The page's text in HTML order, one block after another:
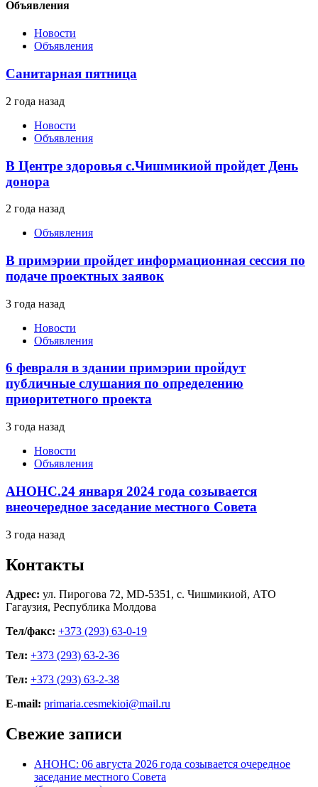
Объявления
Новости
Объявления
Санитарная пятница
2 года назад
Новости
Объявления
В Центре здоровья с.Чишмикиой пройдет День
донора
2 года назад
Объявления
В примэрии пройдет информационная сессия по
подаче проектных заявок
3 года назад
Новости
Объявления
6 февраля в здании примэрии пройдут
публичные слушания по определению
приоритетного проекта
3 года назад
Новости
Объявления
АНОНС.24 января 2024 года созывается
внеочередное заседание местного Совета
3 года назад
Контакты
Адрес: ул. Пирогова 72, MD-5351, с. Чишмикиой, АТО
Гагаузия, Республика Молдова
Тел/факс: +373 (293) 63-0-19
Тел: +373 (293) 63-2-36
Тел: +373 (293) 63-2-38
E-mail: primaria.cesmekioi@mail.ru
Свежие записи
АНОНС: 06 августа 2026 года созывается очередное
заседание местного Совета